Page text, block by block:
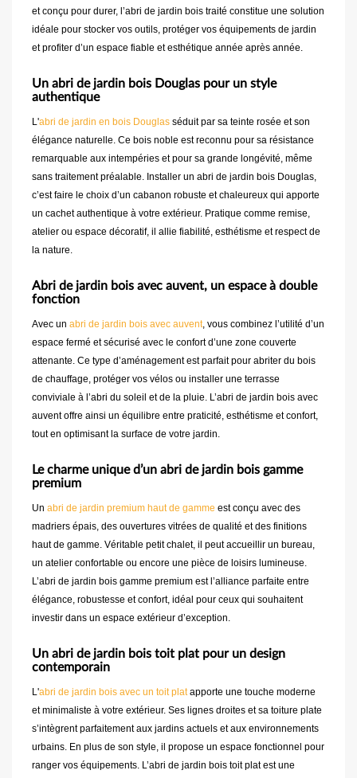
et conçu pour durer, l’abri de jardin bois traité constitue une solution
idéale pour stocker vos outils, protéger vos équipements de jardin
et profiter d’un espace fiable et esthétique année après année.
Un abri de jardin bois Douglas pour un style
authentique
L'abri de jardin en bois Douglas séduit par sa teinte rosée et son
élégance naturelle. Ce bois noble est reconnu pour sa résistance
remarquable aux intempéries et pour sa grande longévité, même
sans traitement préalable. Installer un abri de jardin bois Douglas,
c’est faire le choix d’un cabanon robuste et chaleureux qui apporte
un cachet authentique à votre extérieur. Pratique comme remise,
atelier ou espace décoratif, il allie fiabilité, esthétisme et respect de
la nature.
Abri de jardin bois avec auvent, un espace à double
fonction
Avec un abri de jardin bois avec auvent, vous combinez l’utilité d’un
espace fermé et sécurisé avec le confort d’une zone couverte
attenante. Ce type d’aménagement est parfait pour abriter du bois
de chauffage, protéger vos vélos ou installer une terrasse
conviviale à l’abri du soleil et de la pluie. L’abri de jardin bois avec
auvent offre ainsi un équilibre entre praticité, esthétisme et confort,
tout en optimisant la surface de votre jardin.
Le charme unique d’un abri de jardin bois gamme
premium
Un abri de jardin premium haut de gamme est conçu avec des
madriers épais, des ouvertures vitrées de qualité et des finitions
haut de gamme. Véritable petit chalet, il peut accueillir un bureau,
un atelier confortable ou encore une pièce de loisirs lumineuse.
L’abri de jardin bois gamme premium est l’alliance parfaite entre
élégance, robustesse et confort, idéal pour ceux qui souhaitent
investir dans un espace extérieur d’exception.
Un abri de jardin bois toit plat pour un design
contemporain
L'abri de jardin bois avec un toit platapporte une touche moderne
et minimaliste à votre extérieur. Ses lignes droites et sa toiture plate
s’intègrent parfaitement aux jardins actuels et aux environnements
urbains. En plus de son style, il propose un espace fonctionnel pour
ranger vos équipements. L’abri de jardin bois toit plat est une